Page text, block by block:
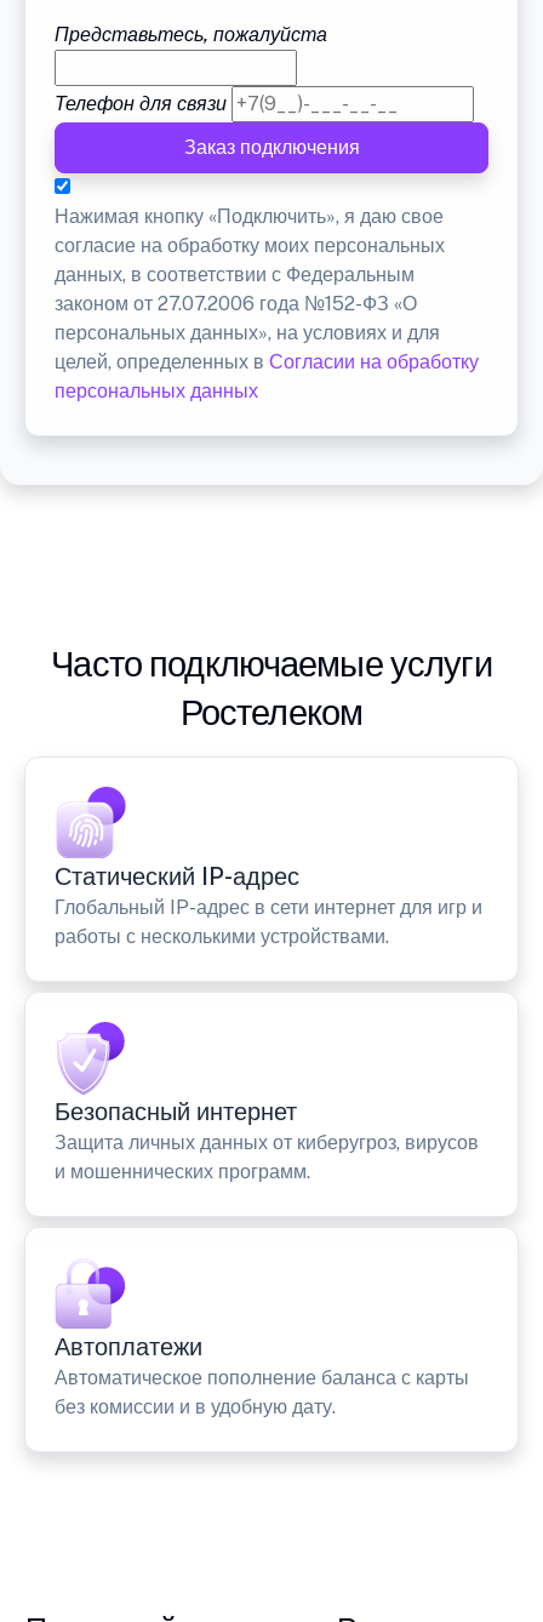
Представьтесь, пожалуйста
Телефон для связи
Заказ подключения
Нажимая кнопку «Подключить», я даю свое
согласие на обработку моих персональных
данных, в соответствии с Федеральным
законом от 27.07.2006 года №152-ФЗ «О
персональных данных», на условиях и для
целей, определенных в Согласии на обработку
персональных данных
Часто подключаемые услуги
Ростелеком
Статический IP-адрес
Глобальный IP-адрес в сети интернет для игр и
работы с несколькими устройствами.
Безопасный интернет
Защита личных данных от киберугроз, вирусов
и мошеннических программ.
Автоплатежи
Автоматическое пополнение баланса с карты
без комиссии и в удобную дату.